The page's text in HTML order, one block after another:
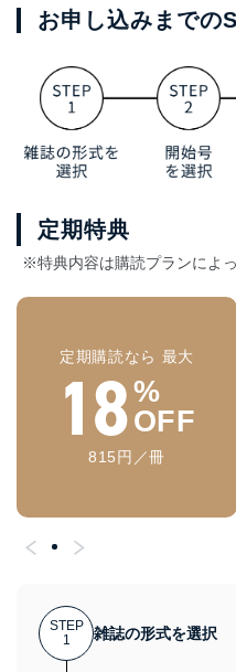
お申し込みまでの
定期特典
※特典内容は購読プランによっ
定期購読なら 最大
18%
OFF
815円／冊
STEP
1
雑誌の形式を選択